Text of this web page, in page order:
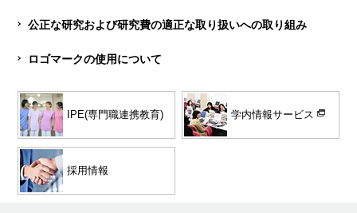
公正な研究および研究費の適正な取り扱いへの取り組み
ロゴマークの使用について
IPE(専門職連携教育) 学内情報サービス
採用情報